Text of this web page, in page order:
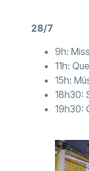
28/7
9h:
11h:
15h:
18h30:
19h30: